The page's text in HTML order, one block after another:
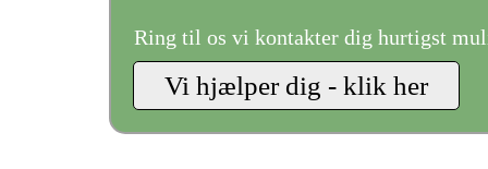
Ring til os vi kontakter dig hurtigst